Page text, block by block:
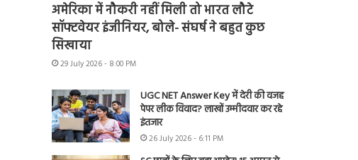
अमेरिका में नौकरी नहीं मिली तो भारत लौटे
सॉफ्टवेयर इंजीनियर, बोले- संघर्ष ने बहुत कुछ
सिखाया
29 July 2026 - 8:00 PM
UGC NET Answer Key में देरी की वजह
पेपर लीक विवाद? लाखों उम्मीदवार कर रहे
इंतजार
26 July 2026 - 6:11 PM